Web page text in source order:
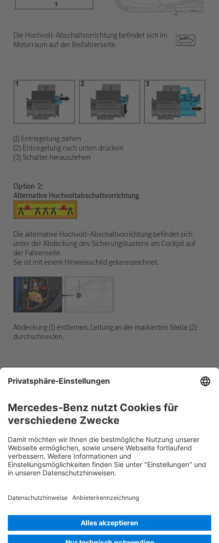
Die Hochvolt-Abschaltvorrichtung befindet sich im
Motorraum auf der Beifahrerseite.
(1) Entriegelung ziehen
(2) Entriegelung nach unten drücken
(3) Schalter herausziehen
Option
Alternative Hochvoltabschaltvorrichtung
Die alternative Hochvolt-Abschaltvorrichtung befindet sich
unter der Abdeckung des Sicherungskastens am Cockpit auf
der Fahrerseite.
Sie ist mit einem Hinweisschild gekennzeichnet.
Abdeckung (1) entfernen. Leitung an der markierten Stelle (2)
durchschneiden.
12-V-Batterie abklemmen
2. Minuskabel der 12-Volt-Batterie an der
Schraubverbindung lösen und gegen ungewollten
Kontakt sichern.
Rettungskarte PKW Version 07/2026 03.2 ID-Nr.: 205.21
© 2026Mercedes-Benz AG